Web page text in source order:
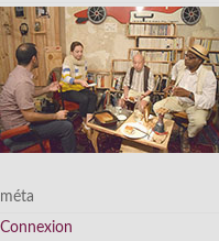
méta
Connexion